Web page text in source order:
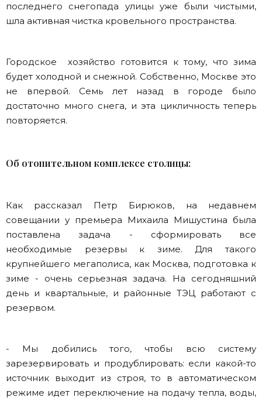
последнего снегопада улицы уже были чистыми,
шла активная чистка кровельного пространства.
Городское хозяйство готовится к тому, что зима
будет холодной и снежной. Собственно, Москве это
не впервой. Семь лет назад в городе было
достаточно много снега, и эта цикличность теперь
повторяется.
Об отопительном комплексе столицы:
Как рассказал Петр Бирюков, на недавнем
совещании у премьера Михаила Мишустина была
поставлена задача - сформировать все
необходимые резервы к зиме. Для такого
крупнейшего мегаполиса, как Москва, подготовка к
зиме - очень серьезная задача. На сегодняшний
день и квартальные, и районные ТЭЦ работают с
резервом.
- Мы добились того, чтобы всю систему
зарезервировать и продублировать: если какой-то
источник выходит из строя, то в автоматическом
режиме идет переключение на подачу тепла, воды,